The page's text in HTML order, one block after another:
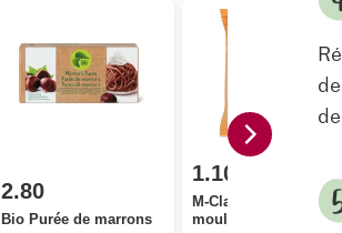
2.80
Bio Purée de marrons
1.10
M-Classic Amandes
moulues